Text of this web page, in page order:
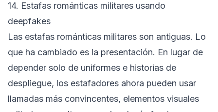
14. Estafas románticas militares usando
deepfakes
Las estafas románticas militares son antiguas. Lo
que ha cambiado es la presentación. En lugar de
depender solo de uniformes e historias de
despliegue, los estafadores ahora pueden usar
llamadas más convincentes, elementos visuales